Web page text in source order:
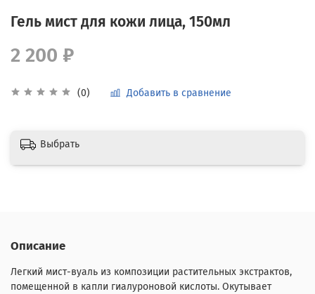
Гель мист для кожи лица, 150мл
(0) Добавить в сравнение
2 200 ₽
Выбрать
Описание
Легкий мист-вуаль из композиции растительных экстрактов,
помещенной в капли гиалуроновой кислоты. Окутывает